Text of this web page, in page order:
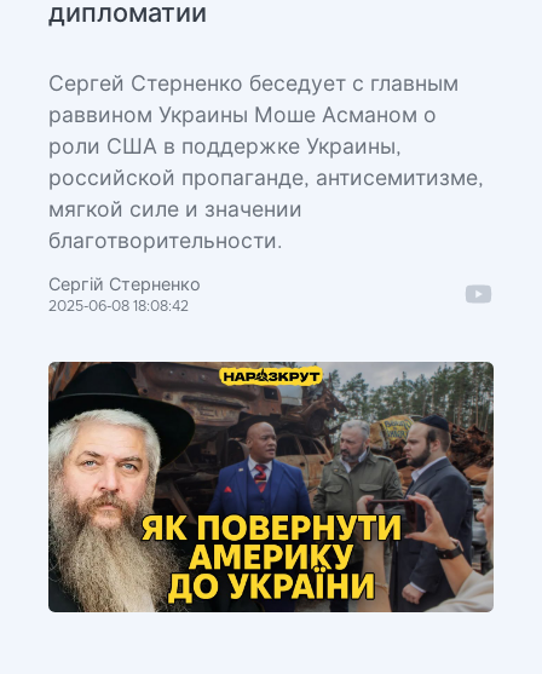
дипломатии
Сергей Стерненко беседует с главным
раввином Украины Моше Асманом о
роли США в поддержке Украины,
российской пропаганде, антисемитизме,
мягкой силе и значении
благотворительности.
Сергій Стерненко
2025-06-08 18:08:42